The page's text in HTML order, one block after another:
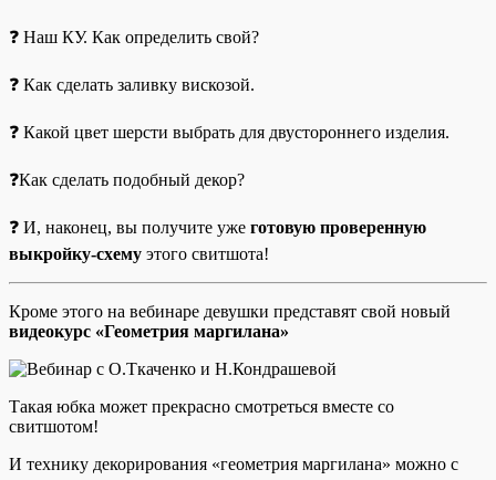
❓ Наш КУ. Как определить свой?
❓ Как сделать заливку вискозой.
❓ Какой цвет шерсти выбрать для двустороннего изделия.
❓Как сделать подобный декор?
❓ И, наконец, вы получите уже готовую проверенную
выкройку-схему этого свитшота!
Кроме этого на вебинаре девушки представят свой новый
видеокурс «Геометрия маргилана»
Такая юбка может прекрасно смотреться вместе со
свитшотом!
И технику декорирования «геометрия маргилана» можно с